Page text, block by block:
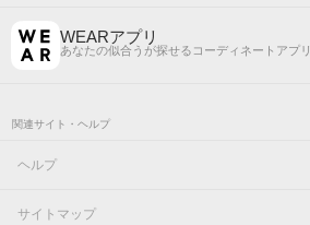
WEARアプリ
あなたの似合うが探せるコーディネートアプリ
関連サイト・ヘルプ
ヘルプ
サイトマップ